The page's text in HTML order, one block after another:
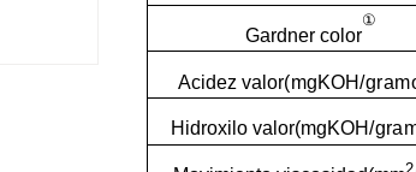
Gardner color
①
Acidez valor(mgKOH/
Hidroxilo valor(mgKOH/